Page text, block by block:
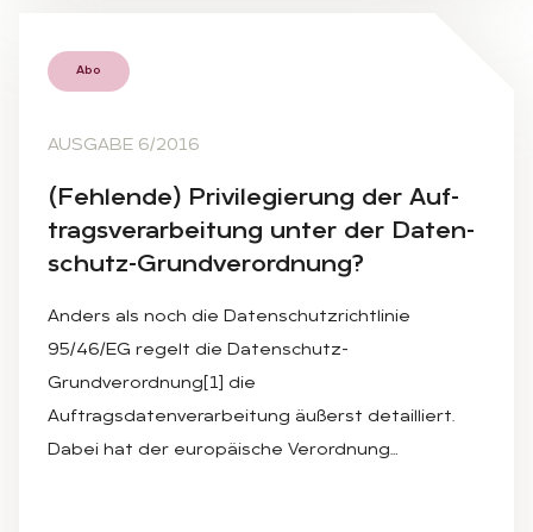
Abo
AUSGABE 6/2016
(Feh­len­de) Pri­vi­le­gie­rung der Auf­
trags­ver­ar­bei­tung un­ter der Da­ten­
schutz-Grund­ver­ord­nung?
Anders als noch die Datenschutzrichtlinie
95/46/EG regelt die Datenschutz-
Grundverordnung[1] die
Auftragsdatenverarbeitung äußerst detailliert.
Dabei hat der europäische Verordnung…